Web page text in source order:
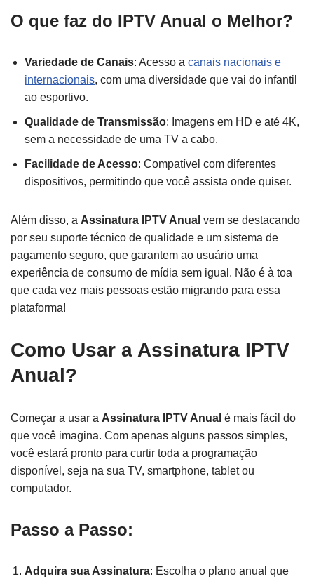
O que faz do IPTV Anual o Melhor?
Variedade de Canais: Acesso a canais nacionais e
internacionais, com uma diversidade que vai do infantil
ao esportivo.
Qualidade de Transmissão: Imagens em HD e até 4K,
sem a necessidade de uma TV a cabo.
Facilidade de Acesso: Compatível com diferentes
dispositivos, permitindo que você assista onde quiser.
Além disso, a Assinatura IPTV Anual vem se destacando
por seu suporte técnico de qualidade e um sistema de
pagamento seguro, que garantem ao usuário uma
experiência de consumo de mídia sem igual. Não é à toa
que cada vez mais pessoas estão migrando para essa
plataforma!
Como Usar a Assinatura IPTV
Anual?
Começar a usar a Assinatura IPTV Anual é mais fácil do
que você imagina. Com apenas alguns passos simples,
você estará pronto para curtir toda a programação
disponível, seja na sua TV, smartphone, tablet ou
computador.
Passo a Passo:
Adquira sua Assinatura: Escolha o plano anual que